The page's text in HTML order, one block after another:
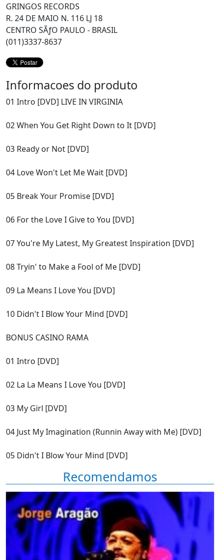
GRINGOS RECORDS
R. 24 DE MAIO N. 116 LJ 18
CENTRO SÃƒO PAULO - BRASIL
(011)3337-8637
Informacoes do produto
01 Intro [DVD] LIVE IN VIRGINIA
02 When You Get Right Down to It [DVD]
03 Ready or Not [DVD]
04 Love Won't Let Me Wait [DVD]
05 Break Your Promise [DVD]
06 For the Love I Give to You [DVD]
07 You're My Latest, My Greatest Inspiration [DVD]
08 Tryin' to Make a Fool of Me [DVD]
09 La Means I Love You [DVD]
10 Didn't I Blow Your Mind [DVD]
BONUS CASINO RAMA
01 Intro [DVD]
02 La La Means I Love You [DVD]
03 My Girl [DVD]
04 Just My Imagination (Runnin Away with Me) [DVD]
05 Didn't I Blow Your Mind [DVD]
Recomendamos